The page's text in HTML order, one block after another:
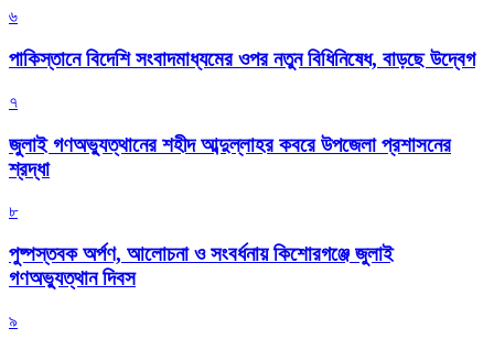
৬
পাকিস্তানে বিদেশি সংবাদমাধ্যমের ওপর নতুন বিধিনিষেধ, বাড়ছে উদ্বেগ
৭
জুলাই গণঅভ্যুত্থানের শহীদ আব্দুল্লাহর কবরে উপজেলা প্রশাসনের
শ্রদ্ধা
৮
পুষ্পস্তবক অর্পণ, আলোচনা ও সংবর্ধনায় কিশোরগঞ্জে জুলাই
গণঅভ্যুত্থান দিবস
৯